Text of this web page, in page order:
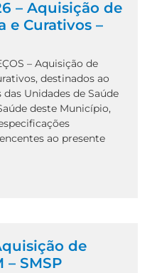
– Aquisição de
e Curativos –
– Aquisição de
destinados ao
Unidades de Saúde
deste Município,
ao presente
de
– SMSP